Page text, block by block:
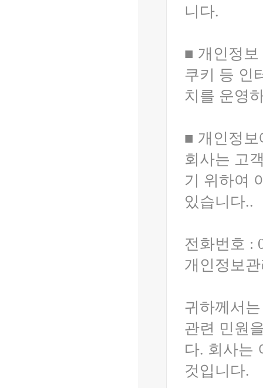
니다.
■ 개인정
쿠키 등 인
치를 운영
■ 개인정
회사는 고
기 위하여
있습니다..
전화번호 :
개인정보
귀하께서
관련 민원
다. 회사는
것입니다.